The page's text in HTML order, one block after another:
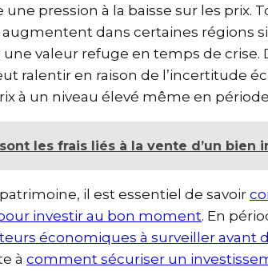
une pression à la baisse sur les prix.
augmentent dans certaines régions
une valeur refuge en temps de
ralentir en raison de l’incertitude
à un niveau élevé même en
sont les frais liés à la vente d’un bien
il est essentiel de savoir
investir au bon moment . En
économiques à surveiller avant
àcomment sécuriser un